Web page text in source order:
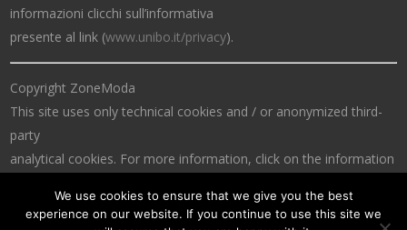
informazioni clicchi sull’informativa
presente al link (www.unibo.it/privacy).
Copyright ZoneModa
This site uses only technical cookies and / or anonymized third-
party
analytical cookies. For more information, click on the information
We use cookies to ensure that we give you the best
experience on our website. If you continue to use this site we